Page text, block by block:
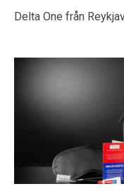
Delta One från